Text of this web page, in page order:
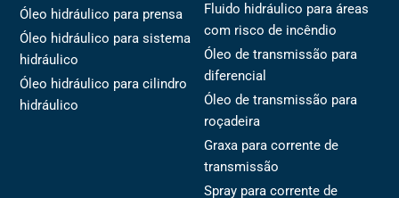
Óleo hidráulico para prensa
Óleo hidráulico para sistema
hidráulico
Óleo hidráulico para cilindro
hidráulico
Fluido hidráulico para áreas
com risco de incêndio
Óleo de transmissão para
diferencial
Óleo de transmissão para
roçadeira
Graxa para corrente de
transmissão
Spray para corrente de